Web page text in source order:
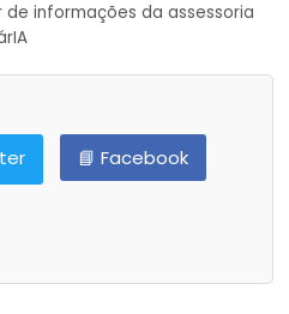
informações da assessoria
📘 Facebook